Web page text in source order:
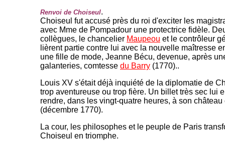
Renvoi de Choiseul.
Choiseul fut accusé près du roi d'exciter les
avec Mme de Pompadour une protectrice fidèle.
collègues, le chancelier Maupeou et le contrôleur
lièrent partie contre lui avec la nouvelle maîtresse
une fille de mode, Jeanne Bécu, devenue, après
galanteries, comtesse du Barry (1770)..
Louis XV s'était déjà inquiété de la diplomatie de
trop aventureuse ou trop fière. Un billet très sec lui
rendre, dans les vingt-quatre heures, à son
(décembre 1770).
La cour, les philosophes et le peuple de Paris
Choiseul en triomphe.